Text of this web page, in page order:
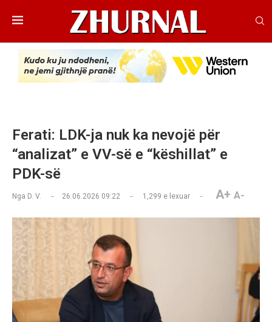
Ferati: LDK-ja nuk ka nevojë për
“analizat” e VV-së e “këshillat” e
PDK-së
Nga D. V. 26.06.2026 09:22 1,299 e lexuar A+ A-